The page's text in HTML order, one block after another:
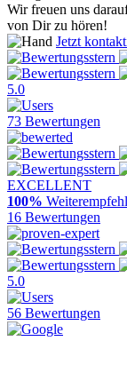
Wir freuen uns
von Dir zu hören!
Jetzt
5.0
73 Bewertungen
EXCELLENT
100%
16 Bewertungen
5.0
56 Bewertungen